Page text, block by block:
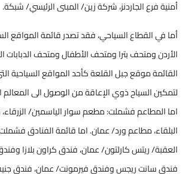
أمنية فرع الجاردنز، شركة زين/ المبنى الرئيسي/ شبكة.
أما في القطاع السياحي، فقد تصدر قائمة المواقع
الأردن ومتحف بترا ومتحف الأطفال ومتحف
القائمة موقع جبل القلعة كأحد المواقع السياحية
لتمكين السياح ذوي الإعاقة من الوصول الى المعالم
اما المطاعم فشملت: مطعم سوار الياسمين/ الزرقاء،
البلقاء، مطاعم ورد/ عمان. اما قائمة الفنادق
العقبة/ ريتس كارلتون/ عمان، فندق كراون بلازا
فندق سانت ريجس وفندق فيرمونت/ عمان، فندق